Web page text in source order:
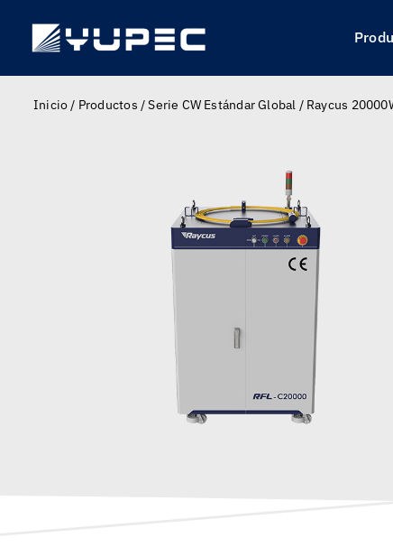
content
Inicio/ Productos /Serie CW Estándar Global / Raycus